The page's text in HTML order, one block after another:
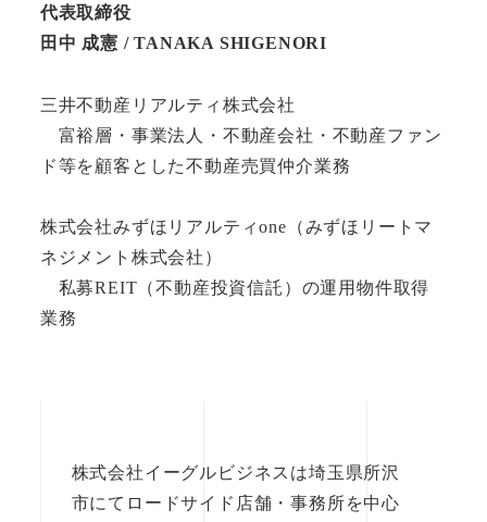
代表取締役
田中 成憲 / TANAKA SHIGENORI
三井不動産リアルティ株式会社
富裕層・事業法人・不動産会社・不動産ファン
ド等を顧客とした不動産売買仲介業務
株式会社みずほリアルティone（みずほリートマ
ネジメント株式会社）
私募REIT（不動産投資信託）の運用物件取得
業務
株式会社イーグルビジネスは埼玉県所沢
市にてロードサイド店舗・事務所を中心